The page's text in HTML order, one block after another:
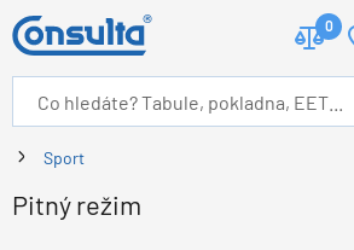
0
Sport
Pitný režim